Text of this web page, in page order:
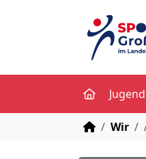
Jugend
Wir